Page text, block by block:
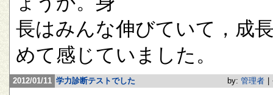
長はみんな伸びていて，成
めて感じていました。
2012/01/11 学力診断テストでした by: 管理者